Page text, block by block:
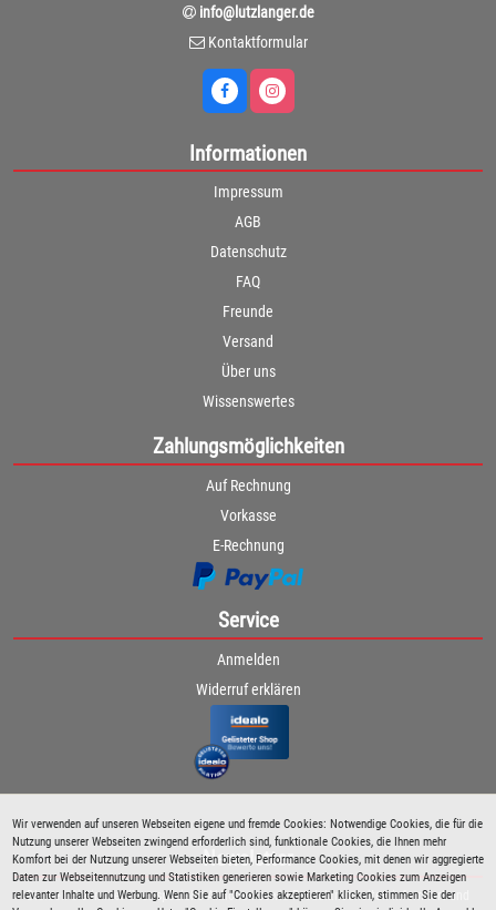
Wir verwenden auf unseren Webseiten eigene und fremde Cookies: Notwendige Cookies, die für die
Nutzung unserer Webseiten zwingend erforderlich sind, funktionale Cookies, die Ihnen mehr
Komfort bei der Nutzung unserer Webseiten bieten, Performance Cookies, mit denen wir aggregierte
Daten zur Webseitennutzung und Statistiken generieren sowie Marketing Cookies zum Anzeigen
relevanter Inhalte und Werbung. Wenn Sie auf "Cookies akzeptieren" klicken, stimmen Sie der
info@lutzlanger.de
Kontaktformular
Informationen
Impressum
AGB
Datenschutz
FAQ
Freunde
Versand
Über uns
Wissenswertes
Zahlungsmöglichkeiten
Auf Rechnung
Vorkasse
E-Rechnung
Service
Anmelden
Widerruf erklären
Newsletter
Bleiben Sie immer über spezielle Aktionen sowie Produktneuheiten informiert und